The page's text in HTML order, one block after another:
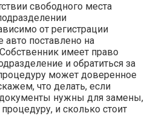
свободного места
от регистрации
авто поставлено на
имеет право
и обратиться за
может доверенное
что делать, если
нужны для замены,
и сколько стоит